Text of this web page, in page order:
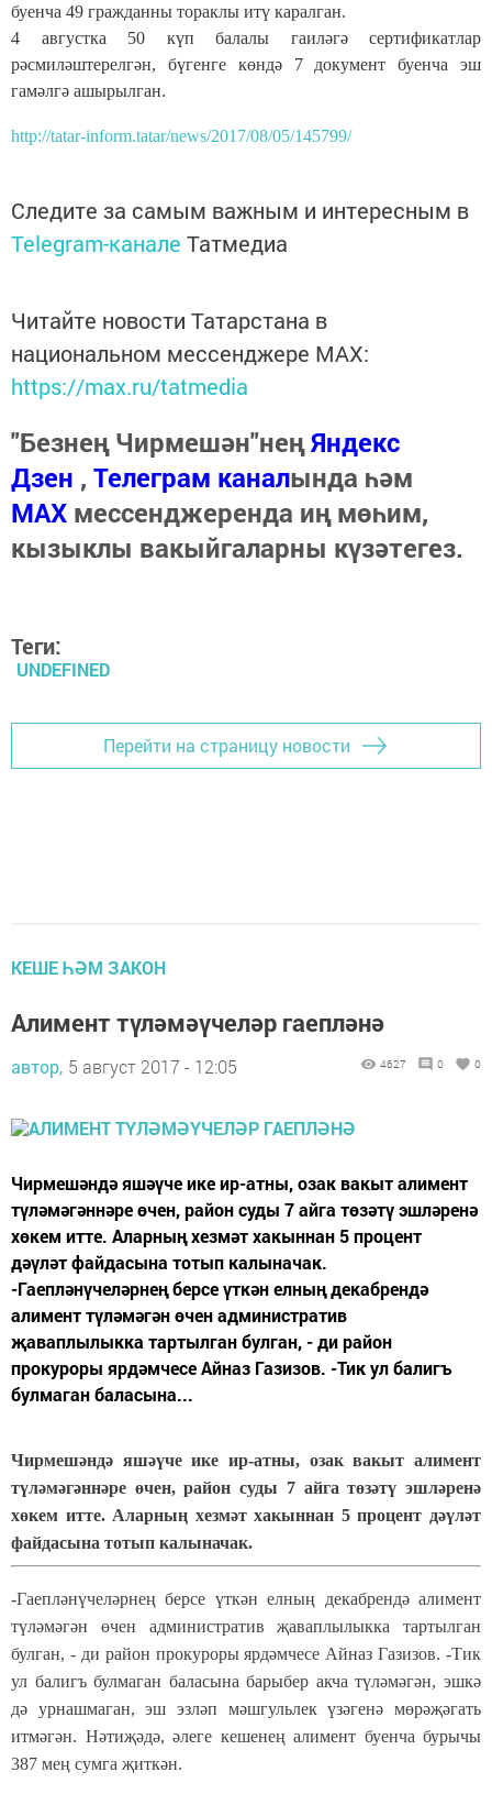
буенча 49 гражданны тораклы итү каралган.
4 августка 50 күп балалы гаиләгә сертификатлар
рәсмиләштерелгән, бүгенге көндә 7 документ буенча эш
гамәлгә ашырылган.
http://tatar-inform.tatar/news/2017/08/05/145799/
Следите за самым важным и интересным в
Telegram-канале Татмедиа
Читайте новости Татарстана в
национальном мессенджере MАХ:
https://max.ru/tatmedia
"Безнең Чирмешән"неңЯндекс
Дзен , Телеграм каналында һәм
МАХ мессенджеренда иң мөһим,
кызыклы вакыйгаларны күзәтегез.
Теги:
UNDEFINED
Перейти на страницу новости
КЕШЕ ҺӘМ ЗАКОН
Алимент түләмәүчеләр гаепләнә
автор, 5 август 2017 - 12:05 4627 0 0
Чирмешәндә яшәүче ике ир-атны, озак вакыт алимент
түләмәгәннәре өчен, район суды 7 айга төзәтү эшләренә
хөкем итте. Аларның хезмәт хакыннан 5 процент
дәүләт файдасына тотып калыначак.
-Гаепләнүчеләрнең берсе үткән елның декабрендә
алимент түләмәгән өчен административ
җаваплылыкка тартылган булган, - ди район
прокуроры ярдәмчесе Айназ Газизов. -Тик ул балигъ
булмаган баласына...
Чирмешәндә яшәүче ике ир-атны, озак вакыт алимент
түләмәгәннәре өчен, район суды 7 айга төзәтү эшләренә
хөкем итте. Аларның хезмәт хакыннан 5 процент дәүләт
файдасына тотып калыначак.
-Гаепләнүчеләрнең берсе үткән елның декабрендә алимент
түләмәгән өчен административ җаваплылыкка тартылган
булган, - ди район прокуроры ярдәмчесе Айназ Газизов. -Тик
ул балигъ булмаган баласына барыбер акча түләмәгән, эшкә
дә урнашмаган, эш эзләп мәшгульлек үзәгенә мөрәҗәгать
итмәгән. Нәтиҗәдә, әлеге кешенең алимент буенча бурычы
387 мең сумга җиткән.